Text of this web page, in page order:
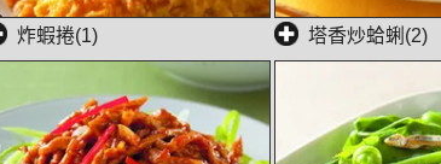
炸蝦捲(1) 塔香炒蛤蜊(2)